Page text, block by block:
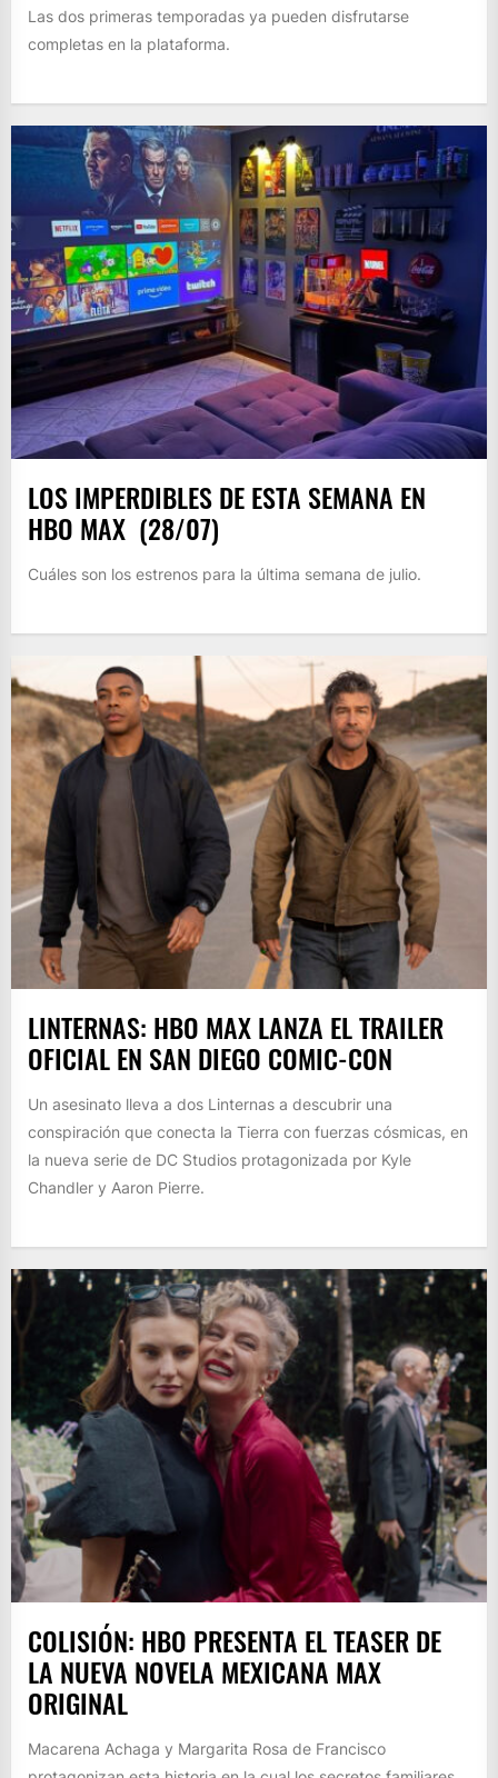
Las dos primeras temporadas ya pueden disfrutarse
completas en la plataforma.
LOS IMPERDIBLES DE ESTA SEMANA EN
HBO MAX ​ (28/07)
Cuáles son los estrenos para la última semana de julio.
LINTERNAS: HBO MAX LANZA EL TRAILER
OFICIAL EN SAN DIEGO COMIC-CON
Un asesinato lleva a dos Linternas a descubrir una
conspiración que conecta la Tierra con fuerzas cósmicas, en
la nueva serie de DC Studios protagonizada por Kyle
Chandler y Aaron Pierre.
COLISIÓN: HBO PRESENTA EL TEASER DE
LA NUEVA NOVELA MEXICANA MAX
ORIGINAL
Macarena Achaga y Margarita Rosa de Francisco